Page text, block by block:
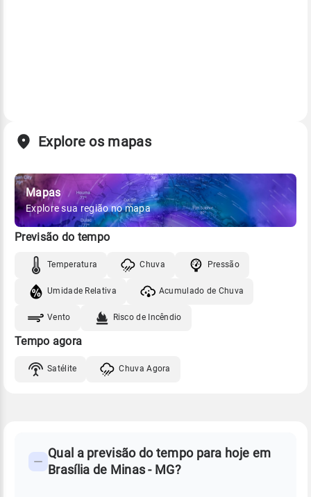
Explore os mapas
Mapas
Explore sua região no mapa
Previsão do tempo
Temperatura Chuva Pressão
Umidade Relativa Acumulado de Chuva
Vento Risco de Incêndio
Tempo agora
Satélite Chuva Agora
TEMPO
Perguntas
Qual a previsão do tempo para hoje em
Brasília de Minas - MG?